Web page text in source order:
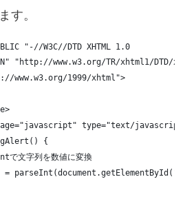
す。
"-//W3C//DTD XHTML 1.0
"http://www.w3.org/TR/xhtml1/DTD/
www.w3.org/1999/xhtml">
type="text/
{
文字列を数値に変換
=